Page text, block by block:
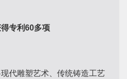
专利60多项
代雕塑艺术、传统铸造工艺